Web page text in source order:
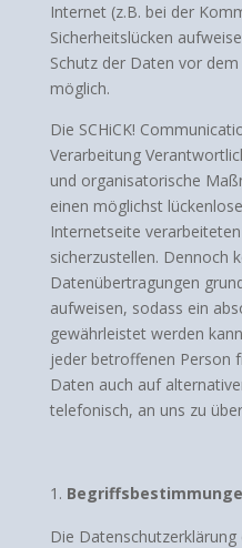
Internet (z.B. bei der
Sicherheitslücken
Schutz der Daten vor
möglich.
Die SCHiCK!
Verarbeitung
und organisatorische
einen möglichst
Internetseite
sicherzustellen. Dennoch
Datenübertragungen
aufweisen, sodass ein
gewährleistet werden
jeder betroffenen Person
Daten auch auf
telefonisch, an uns zu
Die Datenschutzerklärung